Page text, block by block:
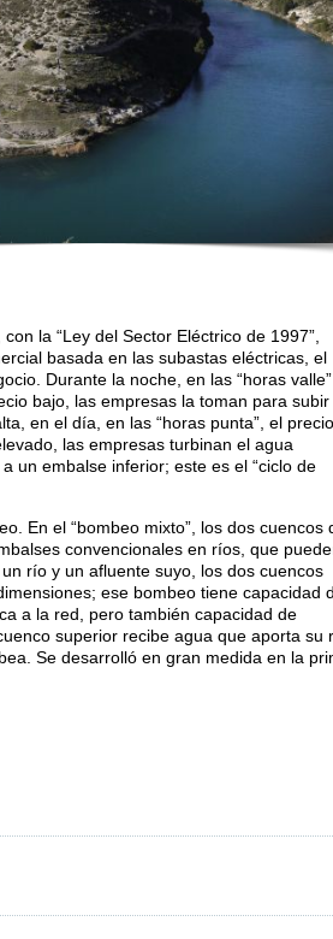
la “Ley del Sector Eléctrico de 1997”,
basada en las subastas eléctricas, el
Durante la noche, en las “horas
bajo, las empresas la toman para subir
en el día, en las “horas punta”, el
las empresas turbinan el agua
un embalse inferior; este es el “ciclo de
En el “bombeo mixto”, los dos cuencos
convencionales en ríos, que
río y un afluente suyo, los dos cuencos
ese bombeo tiene capacidad
a la red, pero también capacidad de
superior recibe agua que aporta su
Se desarrolló en gran medida en la